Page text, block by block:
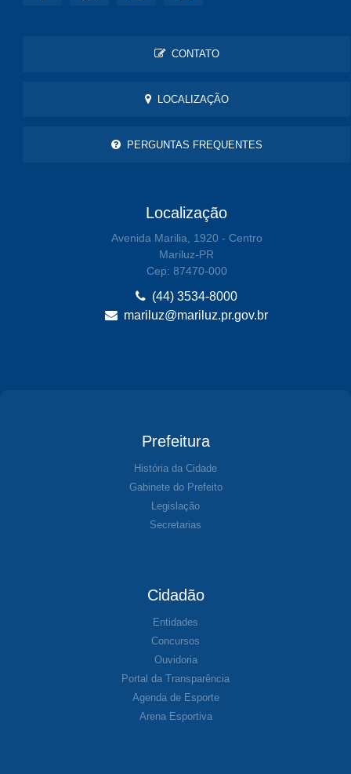
CONTATO
LOCALIZAÇÃO
PERGUNTAS FREQUENTES
Localização
Avenida Marilia, 1920 - Centro
Mariluz-PR
Cep: 87470-000
(44) 3534-8000
mariluz@mariluz.pr.gov.br
Prefeitura
História da Cidade
Gabinete do Prefeito
Legislação
Secretarias
Cidadão
Entidades
Concursos
Ouvidoria
Portal da Transparência
Agenda de Esporte
Arena Esportiva